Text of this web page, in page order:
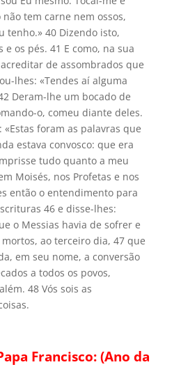
tem carne nem ossos,
tenho.» 40 Dizendo isto,
os pés. 41 E como, na sua
de assombrados que
lhes: «Tendes aí alguma
Deram-lhe um bocado de
o, comeu diante deles.
foram as palavras que
estava convosco: que era
tudo quanto a meu
Moisés, nos Profetas e nos
então o entendimento para
46 e disse-lhes:
o Messias havia de sofrer e
ao terceiro dia, 47 que
em seu nome, a conversão
a todos os povos,
48 Vós sois as
Francisco: (Ano da